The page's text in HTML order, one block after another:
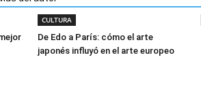
CULTURA
De Edo a París: cómo el arte
japonés influyó en el arte europeo